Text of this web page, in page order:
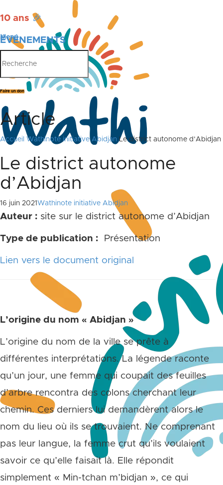
10 ans 🎉
ÉVÉNEMENTS
PUBLICATIONS
Menu
Faire un don
Article
Accueil Wathinote initiative Abidjan Le district autonome d’Abidjan
Le district autonome
d’Abidjan
16 juin 2021 Wathinote initiative Abidjan
Auteur : site sur le district autonome d’Abidjan
Type de publication : Présentation
Lien vers le document original
L’origine du nom « Abidjan »
L’origine du nom de la ville se prête à
différentes interprétations. La légende raconte
qu’un jour, une femme qui coupait des feuilles
d’arbre rencontra des colons cherchant leur
chemin. Ces derniers lui demandèrent alors le
nom du lieu où ils se trouvaient. Ne comprenant
pas leur langue, la femme crut qu’ils voulaient
savoir ce qu’elle faisait là. Elle répondit
simplement « Min-tchan m’bidjan », ce qui